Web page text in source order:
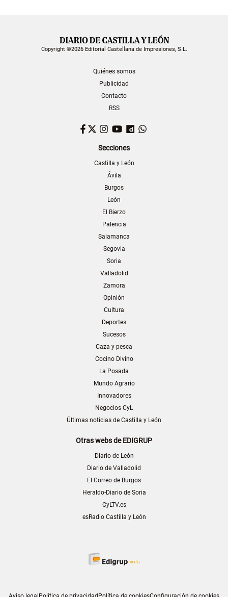
Copyright ©2026 Editorial Castellana de Impresiones, S.L.
Quiénes somos
Publicidad
Contacto
RSS
Facebook
TwitterInstagram
YouTubeDailymotion
Secciones
Castilla y León
Ávila
Burgos
León
El Bierzo
Palencia
Salamanca
Segovia
Soria
Valladolid
Zamora
Opinión
Cultura
Deportes
Sucesos
Caza y pesca
Cocino Divino
La Posada
Mundo Agrario
Innovadores
Negocios CyL
Últimas noticias de Castilla y León
Otras webs de EDIGRUP
Diario de León
Diario de Valladolid
El Correo de Burgos
Heraldo-Diario de Soria
CyLTV.es
esRadio Castilla y León